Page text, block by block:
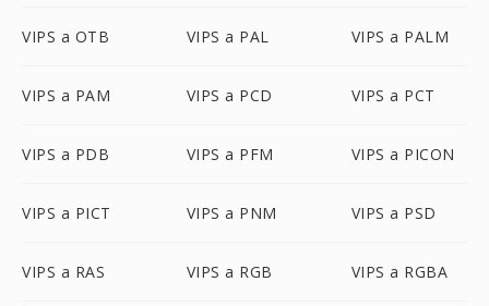
VIPS a OTB VIPS a PAL VIPS a PALM
VIPS a PAM VIPS a PCD VIPS a PCT
VIPS a PDB VIPS a PFM VIPS a PICON
VIPS a PICT VIPS a PNM VIPS a PSD
VIPS a RAS VIPS a RGB VIPS a RGBA